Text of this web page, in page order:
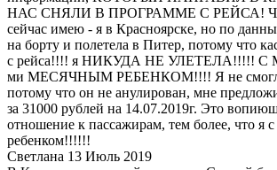
НАС СНЯЛИ В ПРОГРАММЕ С РЕЙСА!
сейчас имею - я в Красноярске, но по
на борту и полетела в Питер, потому что
с рейса!!!! я НИКУДА НЕ УЛЕТЕЛА!!!!!
ми МЕСЯЧНЫМ РЕБЕНКОМ!!!! Я не смогла
потому что он не анулирован, мне
за 31000 рублей на 14.07.2019г. Это
отношение к пассажирам, тем более,
ребенком!!!!!!
Светлана 13 Июль 2019